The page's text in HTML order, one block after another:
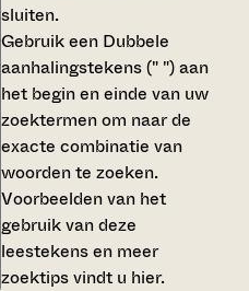
sluiten.
Gebruik een Dubbele
aanhalingstekens (" ")aan
het begin en einde van uw
zoektermen om naar de
exacte combinatie van
woorden te zoeken.
Voorbeelden van het
gebruik van deze
leestekens en meer
zoektips vindt u hier.